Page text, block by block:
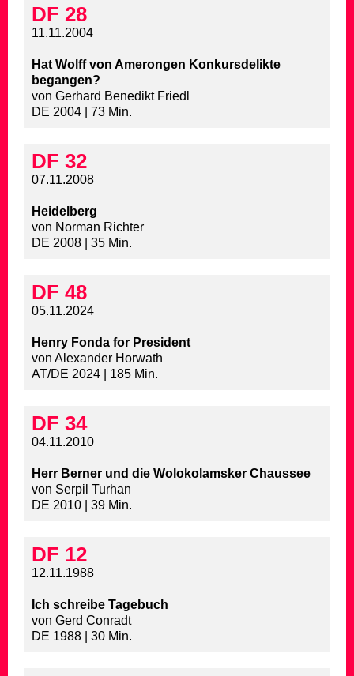
DF 28
11.11.2004
Hat Wolff von Amerongen Konkursdelikte
begangen?
von Gerhard Benedikt Friedl
DE 2004 | 73 Min.
DF 32
07.11.2008
Heidelberg
von Norman Richter
DE 2008 | 35 Min.
DF 48
05.11.2024
Henry Fonda for President
von Alexander Horwath
AT/DE 2024 | 185 Min.
DF 34
04.11.2010
Herr Berner und die Wolokolamsker Chaussee
von Serpil Turhan
DE 2010 | 39 Min.
DF 12
12.11.1988
Ich schreibe Tagebuch
von Gerd Conradt
DE 1988 | 30 Min.